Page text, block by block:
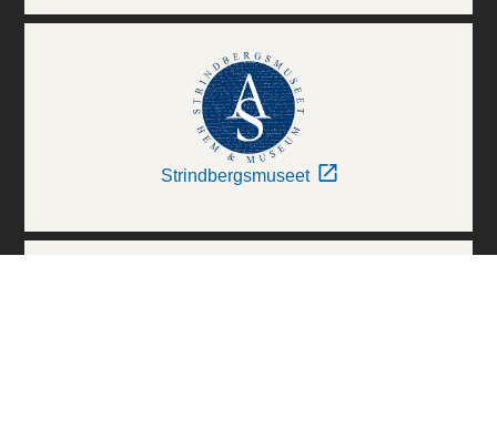
Strindbergsmuseet